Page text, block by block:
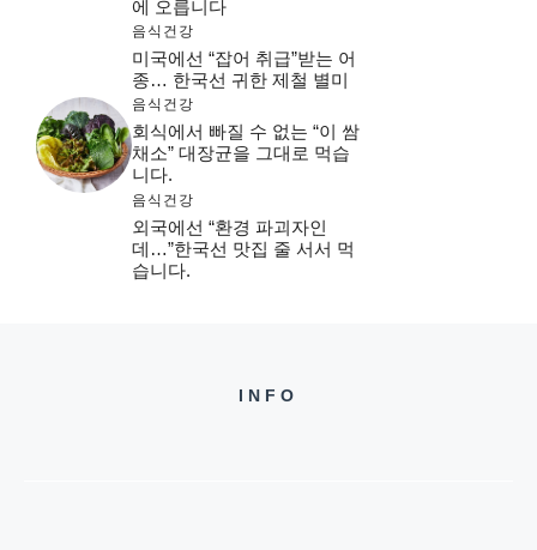
에 오릅니다
음식건강
미국에선 “잡어 취급”받는 어
종… 한국선 귀한 제철 별미
음식건강
회식에서 빠질 수 없는 “이 쌈
채소” 대장균을 그대로 먹습
니다.
음식건강
외국에선 “환경 파괴자인
데…”한국선 맛집 줄 서서 먹
습니다.
INFO